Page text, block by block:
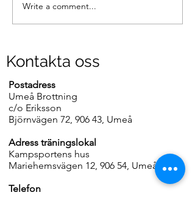
Läger i Umeå 11-13
Write a comment...
Kontakta oss
Postadress
Umeå Brottning
c/o Eriksson
Björnvägen 72, 906 43, Umeå
Adress träningslokal
Kampsportens hus
Mariehemsvägen 12, 906 54, Umeå
Telefon